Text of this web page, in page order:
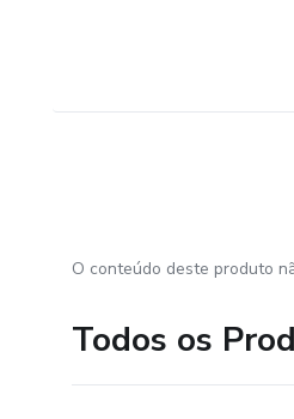
O conteúdo deste produto
Todos os